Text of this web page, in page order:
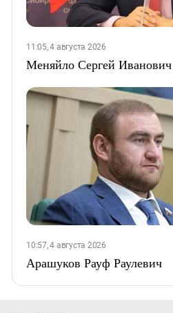
11:05, 4 августа 2026
Меняйло Сергей Иванович
10:57, 4 августа 2026
Арашуков Рауф Раулевич